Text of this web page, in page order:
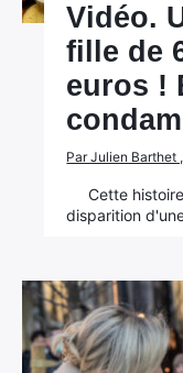
Vidéo.
fille de
euros !
Par Julien Barthet
Cette
disparition